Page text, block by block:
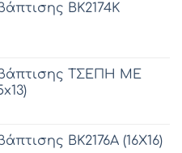
ΒΚ2174Κ
ΤΣΕΠΗ ΜΕ
ΒΚ2176Α (16Χ16)